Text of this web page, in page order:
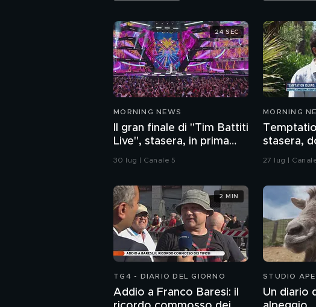
MORNING NEWS
Il gran finale di "Tim Battiti
Live", stasera, in prima
serata, su Canale 5
30 lug | Canale 5
24 SEC
MORNING
stasera,
mercoledì
27 lug |
TG4 - DIARIO DEL GIORNO
Addio a Franco Baresi: il
2 MIN
STUDIO
Un diario